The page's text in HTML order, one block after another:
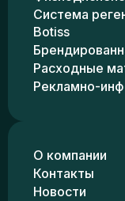
Система
Botiss
Расходные
Рекламно-
О компании
Контакты
Новости